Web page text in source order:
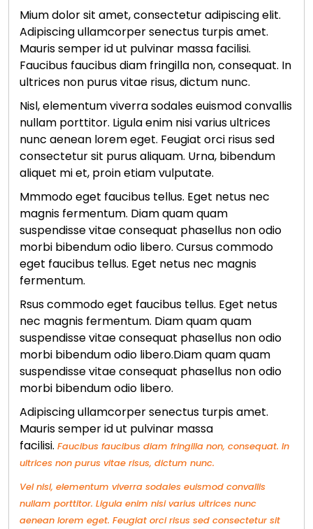
Mium dolor sit amet, consectetur adipiscing elit.
Adipiscing ullamcorper senectus turpis amet.
Mauris semper id ut pulvinar massa facilisi.
Faucibus faucibus diam fringilla non, consequat. In
ultrices non purus vitae risus, dictum nunc.
Nisl, elementum viverra sodales euismod convallis
nullam porttitor. Ligula enim nisi varius ultrices
nunc aenean lorem eget. Feugiat orci risus sed
consectetur sit purus aliquam. Urna, bibendum
aliquet mi et, proin etiam vulputate.
Mmmodo eget faucibus tellus. Eget netus nec
magnis fermentum. Diam quam quam
suspendisse vitae consequat phasellus non odio
morbi bibendum odio libero. Cursus commodo
eget faucibus tellus. Eget netus nec magnis
fermentum.
Rsus commodo eget faucibus tellus. Eget netus
nec magnis fermentum. Diam quam quam
suspendisse vitae consequat phasellus non odio
morbi bibendum odio libero.Diam quam quam
suspendisse vitae consequat phasellus non odio
morbi bibendum odio libero.
Adipiscing ullamcorper senectus turpis amet.
Mauris semper id ut pulvinar massa
facilisi. Faucibus faucibus diam fringilla non, consequat. In
ultrices non purus vitae risus, dictum nunc.
Vel nisl, elementum viverra sodales euismod convallis
nullam porttitor. Ligula enim nisi varius ultrices nunc
aenean lorem eget. Feugiat orci risus sed consectetur sit